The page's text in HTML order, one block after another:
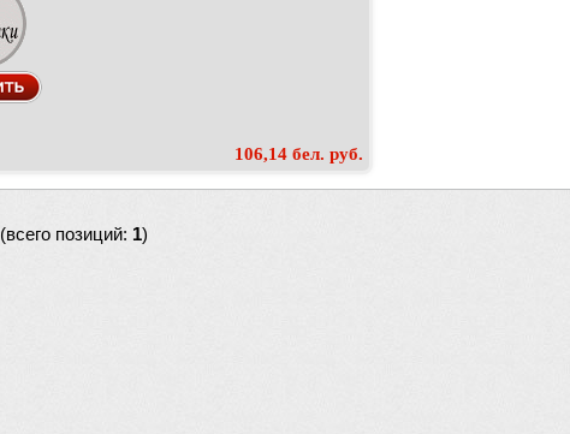
106,14 бел. руб.
(всего позиций: 1)